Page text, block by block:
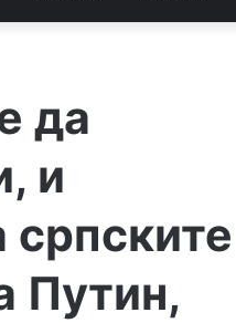
да
и
српските
Путин,